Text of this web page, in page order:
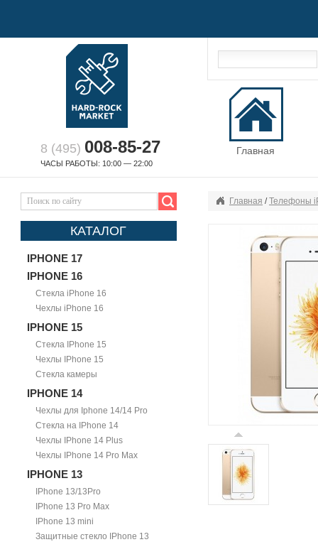
8 (495) 008-85-27
ЧАСЫ РАБОТЫ: 10:00 — 22:00
Главная
КАТАЛОГ
IPHONE 17
IPHONE 16
Стекла iPhone 16
Чехлы iPhone 16
IPHONE 15
Стекла IPhone 15
Чехлы IPhone 15
Стекла камеры
IPHONE 14
Чехлы для Iphone 14/14 Pro
Стекла на IPhone 14
Чехлы IPhone 14 Plus
Чехлы IPhone 14 Pro Max
IPHONE 13
IPhone 13/13Pro
IPhone 13 Pro Max
IPhone 13 mini
Защитные стекло IPhone 13
Главная /Телефоны